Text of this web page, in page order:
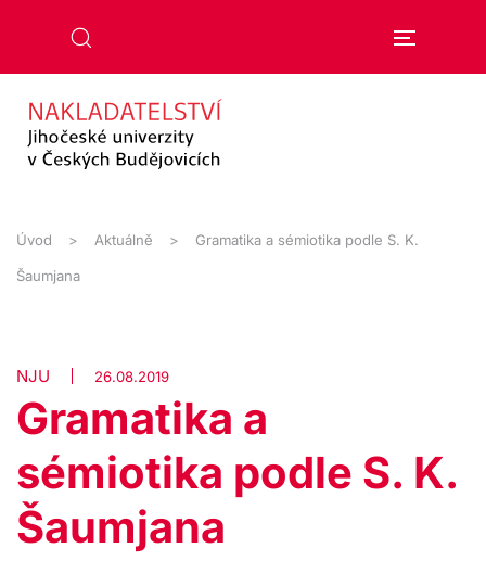
Úvod Aktuálně Gramatika a sémiotika podle S. K.
Šaumjana
NJU 26.08.2019
Gramatika a
sémiotika podle S. K.
Šaumjana